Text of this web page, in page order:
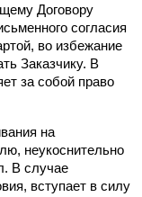
Договору
согласия
во избежание
Заказчику. В
за собой право
на
неукоснительно
В случае
вступает в силу